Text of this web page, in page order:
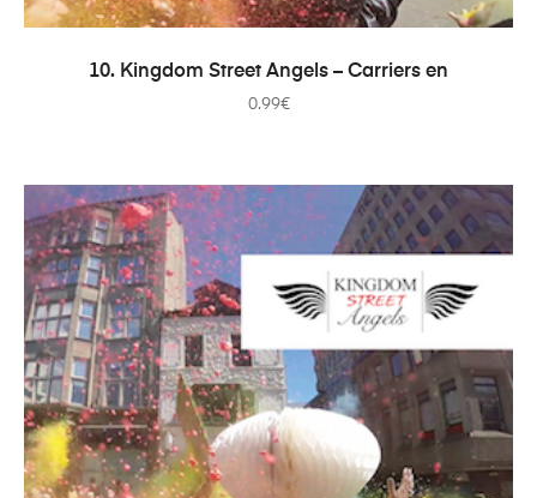
ДОДАТИ В КОШИК
10. Kingdom Street Angels – Carriers en
0.99€